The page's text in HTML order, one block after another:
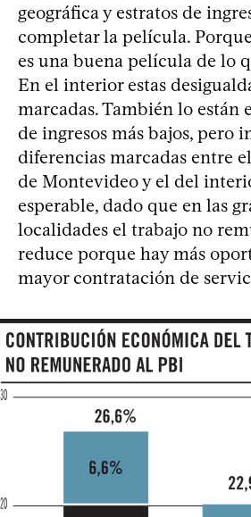
geográfica y estratos de
completar la película.
es una buena película de lo
En el interior estas
marcadas. También lo están
de ingresos más bajos, pero
diferencias marcadas entre
de Montevideo y el del
esperable, dado que en las
localidades el trabajo no
reduce porque hay más
mayor contratación de